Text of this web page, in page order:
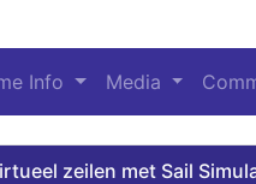
Info Media
zeilen met Sail